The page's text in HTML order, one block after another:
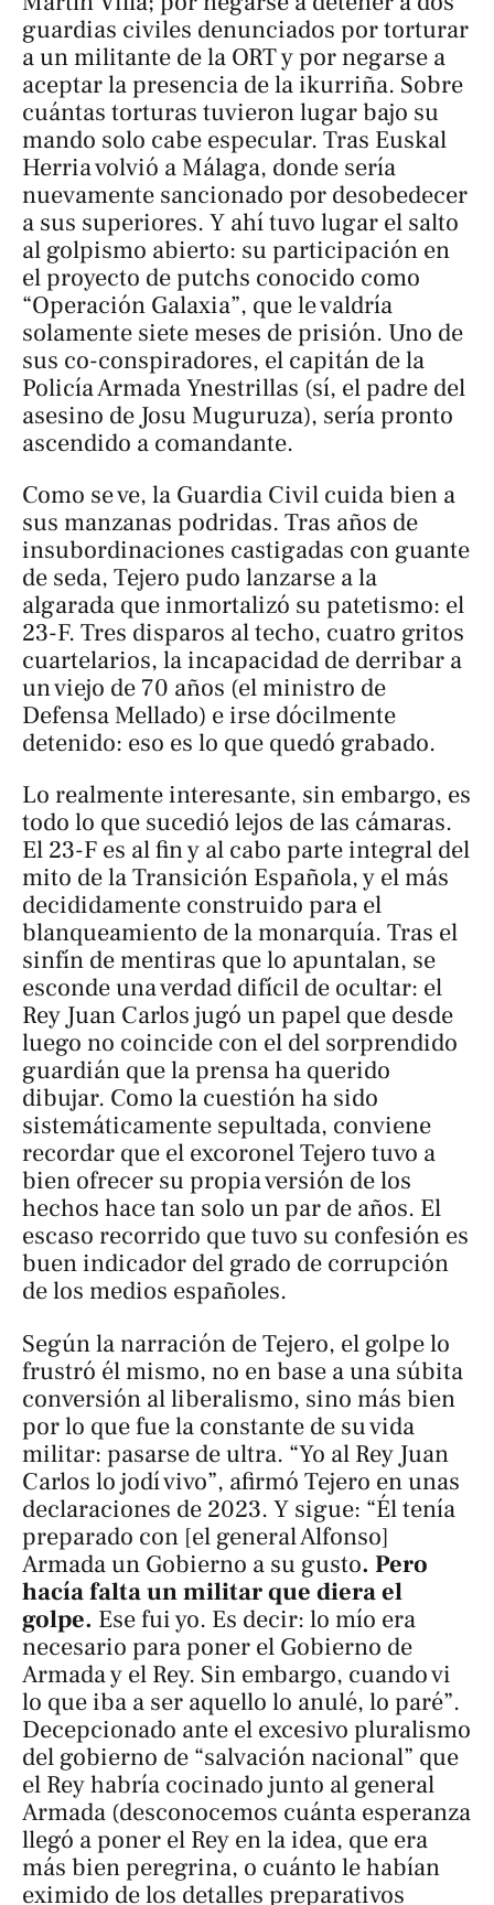
guardias civiles denunciados por torturar
a un militante de la ORT y por negarse a
aceptar la presencia de la ikurriña. Sobre
cuántas torturas tuvieron lugar bajo su
mando solo cabe especular. Tras Euskal
Herria volvió a Málaga, donde sería
nuevamente sancionado por desobedecer
a sus superiores. Y ahí tuvo lugar el salto
al golpismo abierto: su participación en
el proyecto de putchs conocido como
“Operación Galaxia”, que le valdría
solamente siete meses de prisión. Uno de
sus co-conspiradores, el capitán de la
Policía Armada Ynestrillas (sí, el padre del
asesino de Josu Muguruza), sería pronto
ascendido a comandante.
Como se ve, la Guardia Civil cuida bien a
sus manzanas podridas. Tras años de
insubordinaciones castigadas con guante
de seda, Tejero pudo lanzarse a la
algarada que inmortalizó su patetismo: el
23-F. Tres disparos al techo, cuatro gritos
cuartelarios, la incapacidad de derribar a
un viejo de 70 años (el ministro de
Defensa Mellado) e irse dócilmente
detenido: eso es lo que quedó grabado.
Lo realmente interesante, sin embargo, es
todo lo que sucedió lejos de las cámaras.
El 23-F es al fin y al cabo parte integral del
mito de la Transición Española, y el más
decididamente construido para el
blanqueamiento de la monarquía. Tras el
sinfín de mentiras que lo apuntalan, se
esconde una verdad difícil de ocultar: el
Rey Juan Carlos jugó un papel que desde
luego no coincide con el del sorprendido
guardián que la prensa ha querido
dibujar. Como la cuestión ha sido
sistemáticamente sepultada, conviene
recordar que el excoronel Tejero tuvo a
bien ofrecer su propia versión de los
hechos hace tan solo un par de años. El
escaso recorrido que tuvo su confesión es
buen indicador del grado de corrupción
de los medios españoles.
Según la narración de Tejero, el golpe lo
frustró él mismo, no en base a una súbita
conversión al liberalismo, sino más bien
por lo que fue la constante de su vida
militar: pasarse de ultra. “Yo al Rey Juan
Carlos lo jodí vivo”, afirmó Tejero en unas
declaraciones de 2023. Y sigue: “Él tenía
preparado con [el general Alfonso]
Armada un Gobierno a su gusto. Pero
hacía falta un militar que diera el
golpe. Ese fui yo. Es decir: lo mío era
necesario para poner el Gobierno de
Armada y el Rey. Sin embargo, cuando vi
lo que iba a ser aquello lo anulé, lo paré”.
Decepcionado ante el excesivo pluralismo
del gobierno de “salvación nacional” que
el Rey habría cocinado junto al general
Armada (desconocemos cuánta esperanza
llegó a poner el Rey en la idea, que era
más bien peregrina, o cuánto le habían
eximido de los detalles preparativos